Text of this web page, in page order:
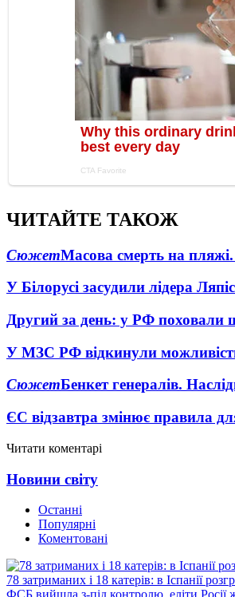
ЧИТАЙТЕ ТАКОЖ
СюжетМасова смерть на
У Білорусі засудили лідера
Другий за день: у РФ поховали
У МЗС РФ відкинули
СюжетБенкет генералів.
ЄС відзавтра змінює правила
Читати коментарі
Новини світу
Останні
Популярні
Коментовані
78 затриманих і 18 катерів: в Іспанії